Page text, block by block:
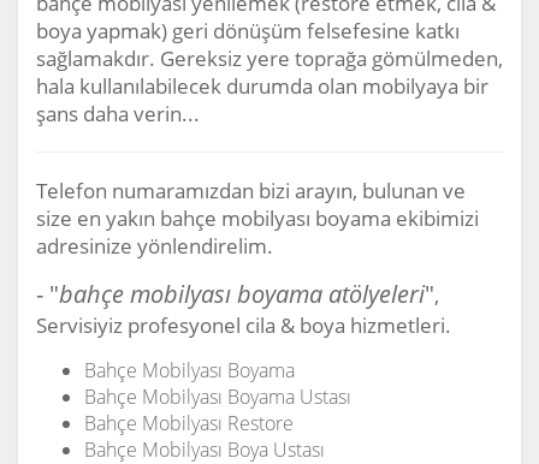
boya yapmak) geri dönüşüm felsefesine katkı
sağlamakdır. Gereksiz yere toprağa gömülmeden,
hala kullanılabilecek durumda olan mobilyaya bir
şans daha verin...
Telefon numaramızdan bizi arayın, bulunan ve
size en yakın bahçe mobilyası boyama ekibimizi
adresinize yönlendirelim.
- "bahçe mobilyası boyama atölyeleri",
Servisiyiz profesyonel cila & boya hizmetleri.
Bahçe Mobilyası Boyama
Bahçe Mobilyası Boyama Ustası
Bahçe Mobilyası Restore
Bahçe Mobilyası Boya Ustası